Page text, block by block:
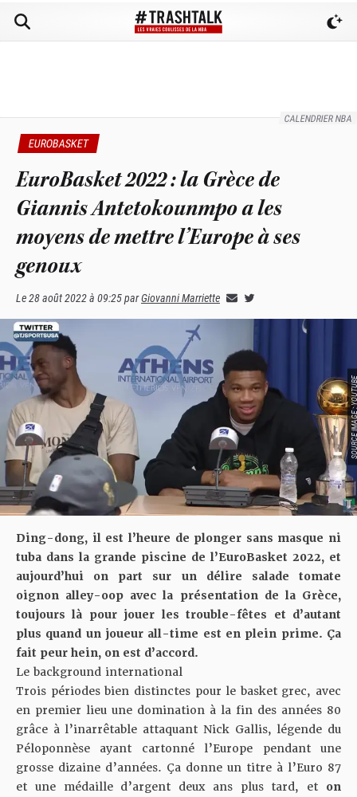
CALENDRIER NBA
EUROBASKET
EuroBasket 2022 : la Grèce de
Giannis Antetokounmpo a les
moyens de mettre l’Europe à ses
genoux
Le28 août 2022 à 09:25parGiovanni Marriette
SOURCE
Ding-dong, il est l’heure de plonger sans masque ni
tuba dans la grande piscine de l’EuroBasket 2022, et
aujourd’hui on part sur un délire salade tomate
oignon alley-oop avec la présentation de la Grèce,
toujours là pour jouer les trouble-fêtes et d’autant
plus quand un joueur all-time est en plein prime. Ça
fait peur hein, on est d’accord.
Le background international
Trois périodes bien distinctes pour le basket grec, avec
en premier lieu une domination à la fin des années 80
grâce à l’inarrêtable attaquant Nick Gallis, légende du
Péloponnèse ayant cartonné l’Europe pendant une
grosse dizaine d’années. Ça donne un titre à l’Euro 87
et une médaille d’argent deux ans plus tard, et on